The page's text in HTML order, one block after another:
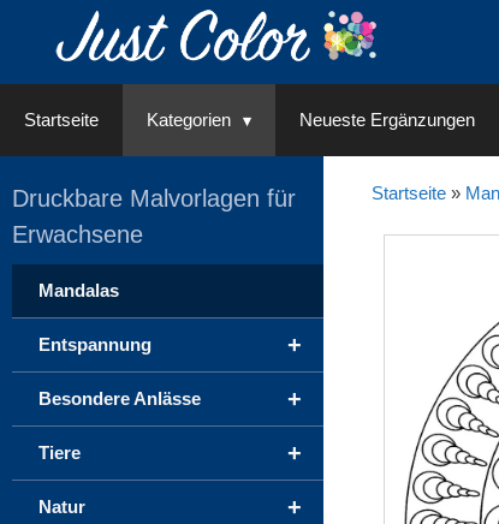
Startseite Kategorien Neueste Ergänzungen
Startseite»
Druckbare Malvorlagen für
Erwachsene
Mandalas
+
Entspannung
+
Besondere Anlässe
+
Tiere
+
Natur